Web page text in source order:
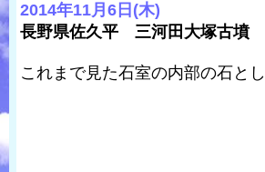
2014年11月6日(木)
長野県佐久平 三河田大塚古墳
これまで見た石室の内部の石と